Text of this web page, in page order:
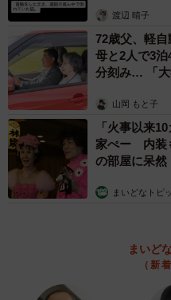
とが多いため器具ごとの交
す。
さらに注意点として、「こ
め工事費が上がったり、工
め、なるべく早めに電気工
いするのが良いと思いいま
パナソニックに話を聞きま
──蛍光灯と同じサイズのＬ
他社製品には、直管蛍光
渡辺 晴子
72歳父、軽
母と2人で3
分刻み… 「大
山岡 もと子
「火事以来
家ぺー 内装
の部屋に呆然
まいどなトピ
まいど
（新